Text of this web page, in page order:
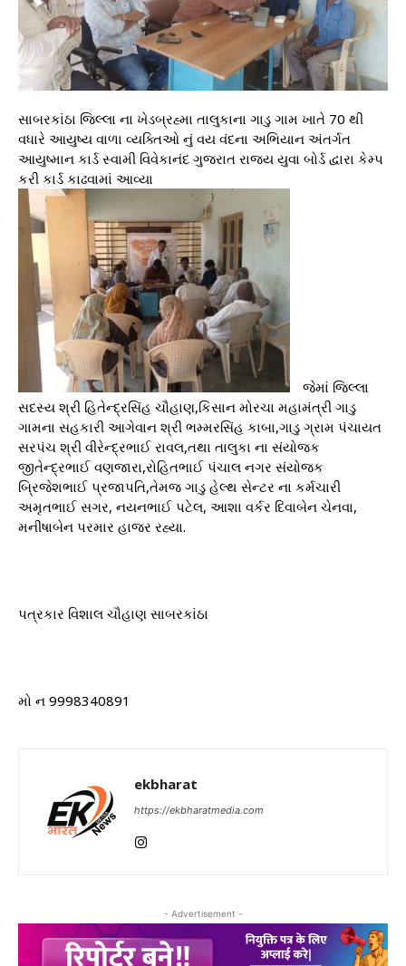
સાબરકાંઠા જિલ્લા ના ખેડબ્રહ્મા તાલુકાના ગાડુ ગામ ખાતે 70 થી
વધારે આયુષ્ય વાળા વ્યક્તિઓ નું વય વંદના અભિયાન અંતર્ગત
આયુષ્માન કાર્ડ સ્વામી વિવેકાનંદ ગુજરાત રાજ્ય યુવા બોર્ડ દ્વારા કેમ્પ
કરી કાર્ડ કાઢવામાં આવ્યા
જેમાં જિલ્લા
સદસ્ય શ્રી હિતેન્દ્રસિંહ ચૌહાણ,કિસાન મોરચા મહામંત્રી ગાડુ
ગામના સહકારી આગેવાન શ્રી ભમ્મરસિંહ કાબા,ગાડુ ગ્રામ પંચાયત
સરપંચ શ્રી વીરેન્દ્રભાઈ રાવલ,તથા તાલુકા ના સંયોજક
જીતેન્દ્રભાઈ વણજારા,રોહિતભાઈ પંચાલ નગર સંયોજક
બ્રિજેશભાઈ પ્રજાપતિ,તેમજ ગાડુ હેલ્થ સેન્ટર ના કર્મચારી
અમૃતભાઈ સગર, નયનભાઈ પટેલ, આશા વર્કર દિવાબેન ચેનવા,
મનીષાબેન પરમાર હાજર રહ્યા.
પત્રકાર વિશાલ ચૌહાણ સાબરકાંઠા
મો ન 9998340891
ekbharat
https://ekbharatmedia.com
- Advertisement -